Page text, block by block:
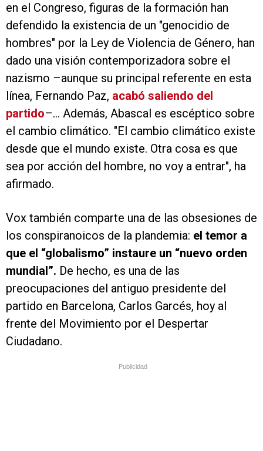
en el Congreso, figuras de la formación han
defendido la existencia de un "genocidio de
hombres" por la Ley de Violencia de Género, han
dado una visión contemporizadora sobre el
nazismo –aunque su principal referente en esta
línea, Fernando Paz, acabó saliendo del
partido–... Además, Abascal es escéptico sobre
el cambio climático. "El cambio climático existe
desde que el mundo existe. Otra cosa es que
sea por acción del hombre, no voy a entrar", ha
afirmado.
Vox también comparte una de las obsesiones de
los conspiranoicos de la plandemia: el temor a
que el “globalismo” instaure un “nuevo orden
mundial”. De hecho, es una de las
preocupaciones del antiguo presidente del
partido en Barcelona, Carlos Garcés, hoy al
frente del Movimiento por el Despertar
Ciudadano.
Publicidad